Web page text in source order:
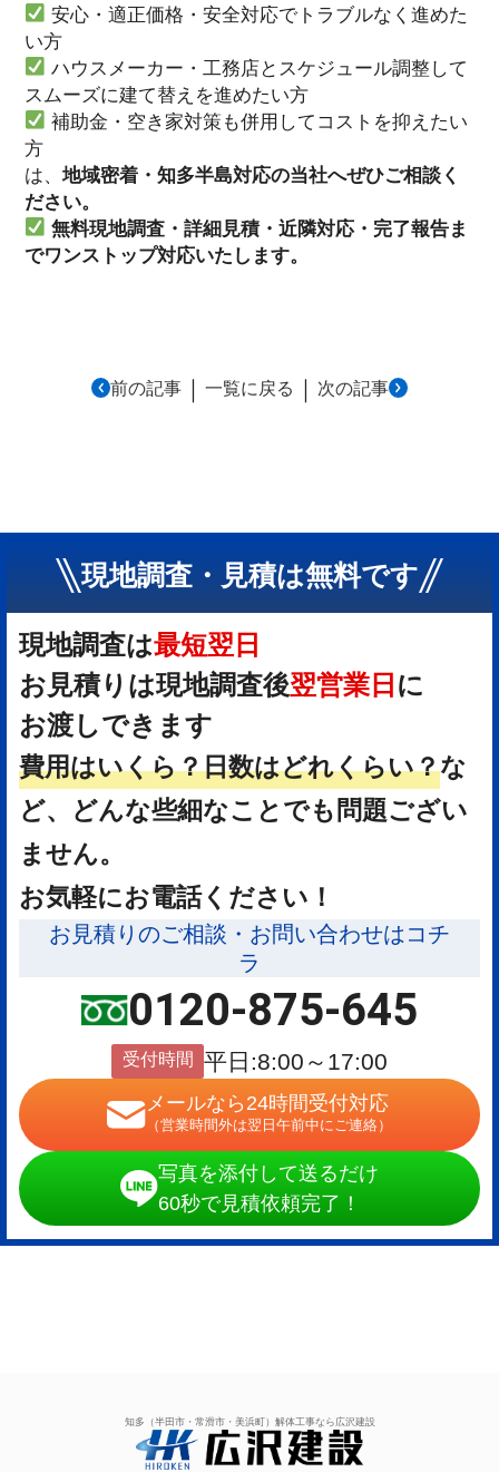
安心・適正価格・安全対応でトラブルなく進めた
い方
ハウスメーカー・工務店とスケジュール調整して
スムーズに建て替えを進めたい方
補助金・空き家対策も併用してコストを抑えたい
方
は、 地域密着・知多半島対応の当社へぜひご相談く
ださい。
無料現地調査・詳細見積・近隣対応・完了報告ま
でワンストップ対応いたします。
前の記事 ｜ 一覧に戻る ｜ 次の記事
現地調査・見積は無料です
現地調査は最短翌日
お見積りは現地調査後翌営業日 に
お渡しできます
費用はいくら？日数はどれくらい？な
ど、どんな些細なことでも問題ござい
ません。
お気軽にお電話ください！
お見積りのご相談・お問い合わせはコチ
ラ
0120-875-645
受付時間 平日:8:00～17:00
メールなら24時間受付対応
（営業時間外は翌日午前中にご連絡）
写真を添付して送るだけ
60秒で見積依頼完了！
知多（半田市・常滑市・美浜町）解体工事なら広沢建設